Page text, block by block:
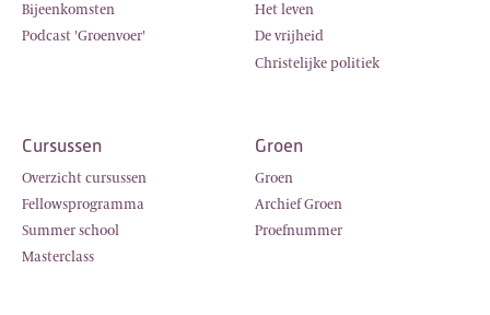
Bijeenkomsten
Podcast 'Groenvoer'
Het leven
De vrijheid
Christelijke politiek
Cursussen
Overzicht cursussen
Fellowsprogramma
Summer school
Masterclass
Groen
Groen
Archief Groen
Proefnummer